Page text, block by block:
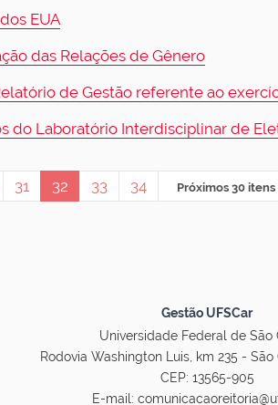
EUA
das Relações de Gênero
de Gestão referente ao
do Laboratório Interdisciplinar de
31 32 33 34 Próximos 30 itens
Gestão UFSCar
Universidade Federal de São
Rodovia Washington Luis, km 235 -
CEP: 13565-905
E-mail: